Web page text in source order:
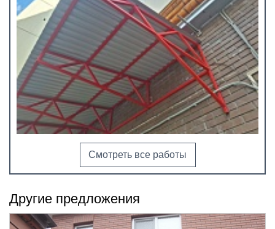
Смотреть все работы
Другие предложения